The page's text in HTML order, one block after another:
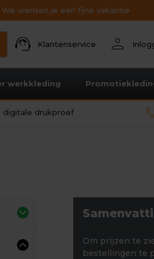
We wensen je een fijne vakantie
support_agent Klantenservice person
werkkleding
digitale drukproef
Om prijzen te
bestellingen te